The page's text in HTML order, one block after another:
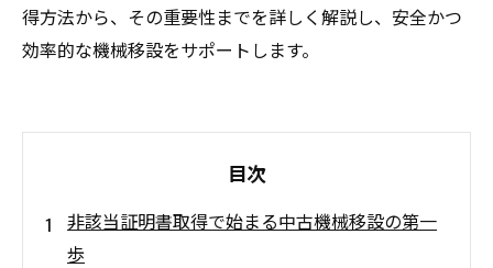
得方法から、その重要性までを詳しく解説し、安全かつ
効率的な機械移設をサポートします。
目次
非該当証明書取得で始まる中古機械移設の第一
歩